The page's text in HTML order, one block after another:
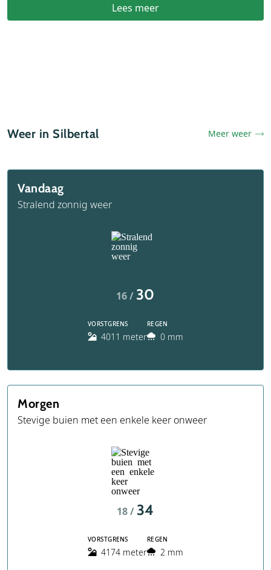
Lees meer
Weer in Silbertal Meer weer
Vandaag
Stralend zonnig weer
16 / 30
VORSTGRENS
4011 meter
REGEN
0 mm
Morgen
Stevige buien met een enkele keer onweer
18 / 34
VORSTGRENS
4174 meter
REGEN
2 mm